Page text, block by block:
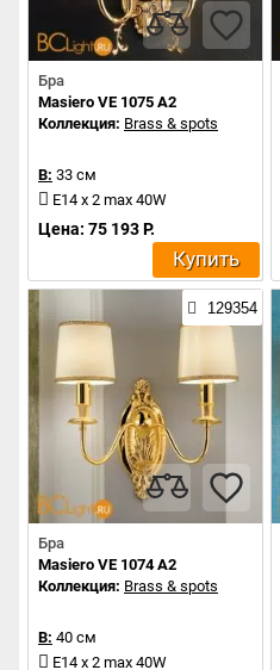
Бра
Masiero VE 1075 A2
Коллекция: Brass & spots
В: 33 см
E14 x 2 max 40W
Цена: 75 193 Р.
Купить
129354
Бра
Masiero VE 1074 A2
Коллекция: Brass & spots
В: 40 см
E14 x 2 max 40W